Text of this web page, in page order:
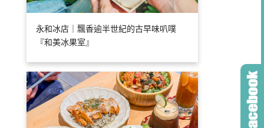
永和冰店｜飄香逾半世紀的古早味叭噗
『和美冰果室』